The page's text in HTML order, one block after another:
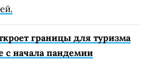
границы для туризма
с начала пандемии